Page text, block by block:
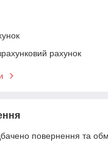
рахунок
повернення та